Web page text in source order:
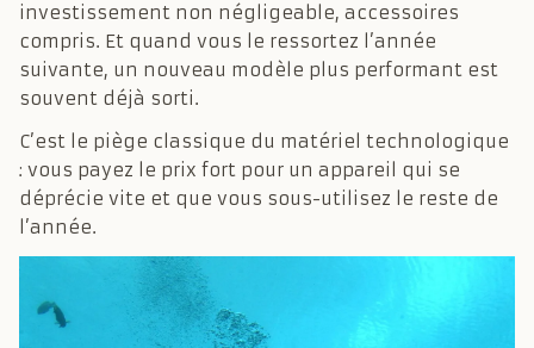
investissement non négligeable, accessoires
compris. Et quand vous le ressortez l’année
suivante, un nouveau modèle plus performant est
souvent déjà sorti.
C’est le piège classique du matériel technologique
: vous payez le prix fort pour un appareil qui se
déprécie vite et que vous sous-utilisez le reste de
l’année.